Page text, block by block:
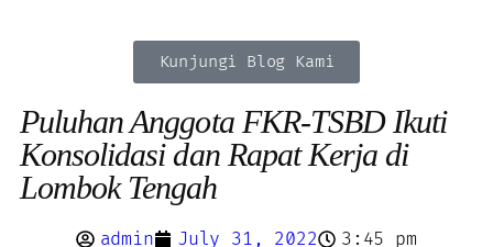
Kunjungi Blog Kami
Puluhan Anggota FKR-TSBD Ikuti
Konsolidasi dan Rapat Kerja di
Lombok Tengah
admin July 31, 2022 3:45 pm